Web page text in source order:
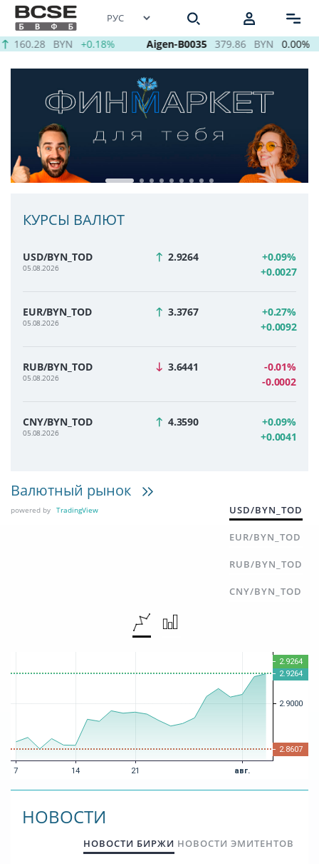
160.28 BYN +0.18% Aigen-B0035 379.86 BYN 0.00%
КУРСЫ ВАЛЮТ
USD/BYN_TOD
05.08.2026
2.9264
+0.09%
+0.0027
EUR/BYN_TOD
05.08.2026
3.3767
+0.27%
+0.0092
RUB/BYN_TOD
05.08.2026
3.6441
-0.01%
-0.0002
CNY/BYN_TOD
05.08.2026
4.3590
+0.09%
+0.0041
Валютный рынок
USD/BYN_TOD
EUR/BYN_TOD
RUB/BYN_TOD
CNY/BYN_TOD
powered by TradingView
НОВОСТИ
НОВОСТИ БИРЖИ НОВОСТИ ЭМИТЕНТОВ